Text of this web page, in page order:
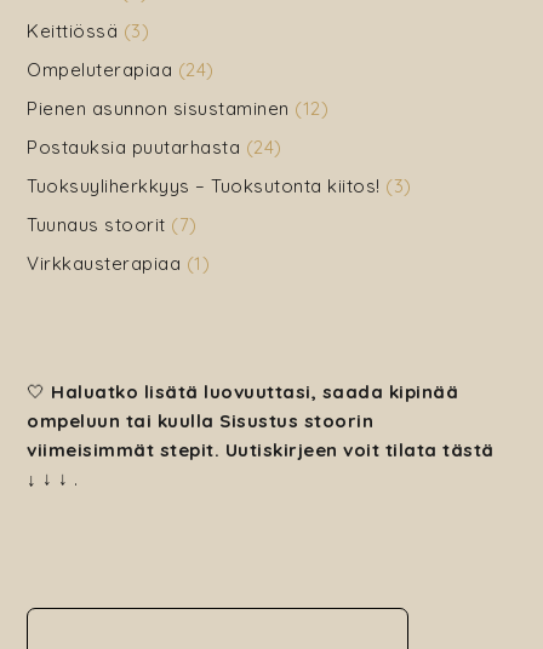
Keittiössä (3)
Ompeluterapiaa (24)
Pienen asunnon sisustaminen (12)
Postauksia puutarhasta (24)
Tuoksuyliherkkyys – Tuoksutonta kiitos! (3)
Tuunaus stoorit (7)
Virkkausterapiaa (1)
🤍 Haluatko lisätä luovuuttasi, saada kipinää
ompeluun tai kuulla Sisustus stoorin
viimeisimmät stepit. Uutiskirjeen voit tilata tästä
↓ ↓ ↓ .